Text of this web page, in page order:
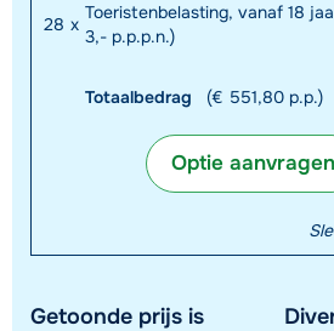
28 x
Toeristenbelasting, vanaf 18
3,- p.p.p.n.)
Totaalbedrag (€ 551,80 p.p.)
Optie aanvragen
Getoonde prijs is